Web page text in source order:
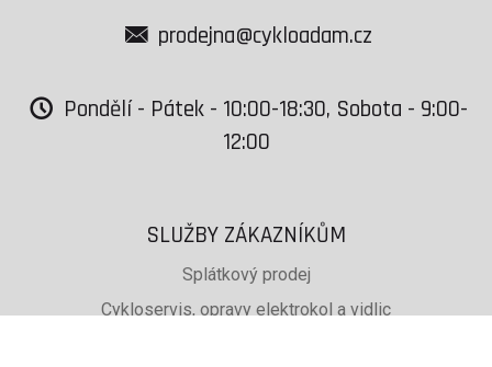
prodejna@cykloadam.cz
Pondělí - Pátek - 10:00-18:30, Sobota - 9:00-
12:00
SLUŽBY ZÁKAZNÍKŮM
Splátkový prodej
Cykloservis, opravy elektrokol a vidlic